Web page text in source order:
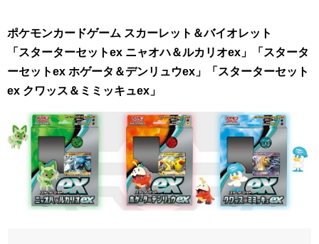
ポケモンカードゲーム スカーレット＆バイオレット
「スターターセットex ニャオハ＆ルカリオex」
「スタータ
ーセットex ホゲータ＆デンリュウex」
「スターターセット
ex クワッス＆ミミッキュex」